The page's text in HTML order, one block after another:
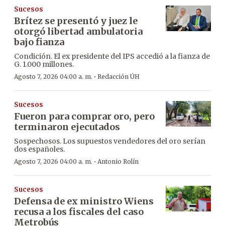
Sucesos
Brítez se presentó y juez le
otorgó libertad ambulatoria
bajo fianza
Condición. El ex presidente del IPS accedió a la fianza de
G. 1.000 millones.
Agosto 7, 2026 04:00 a. m. · Redacción ÚH
Sucesos
Fueron para comprar oro, pero
terminaron ejecutados
Sospechosos. Los supuestos vendedores del oro serían
dos españoles.
Agosto 7, 2026 04:00 a. m. · Antonio Rolín
Sucesos
Defensa de ex ministro Wiens
recusa a los fiscales del caso
Metrobús